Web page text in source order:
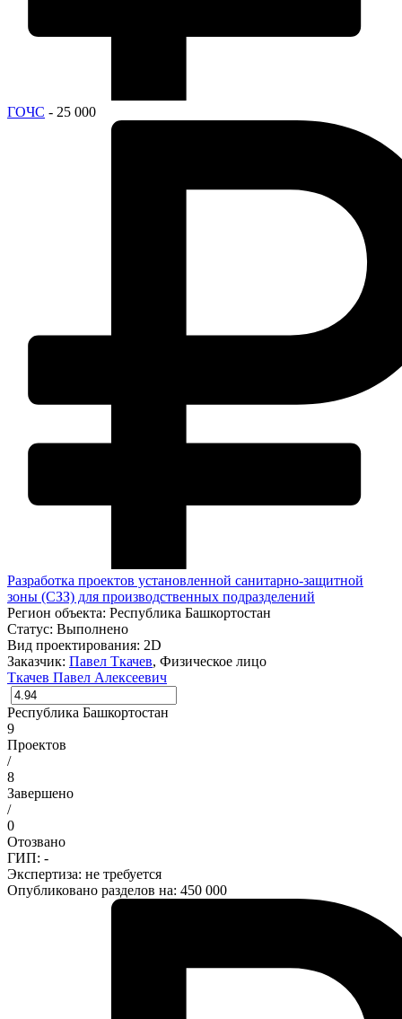
ГОЧС - 25 000
Разработка проектов установленной санитарно-защитной
зоны (СЗЗ) для производственных подразделений
Регион объекта: Республика Башкортостан
Статус: Выполнено
Вид проектирования: 2D
Заказчик: Павел Ткачев, Физическое лицо
Ткачев Павел Алексеевич
Республика Башкортостан
9
Проектов
/
8
Завершено
/
0
Отозвано
ГИП: -
Экспертиза: не требуется
Опубликовано разделов на: 450 000